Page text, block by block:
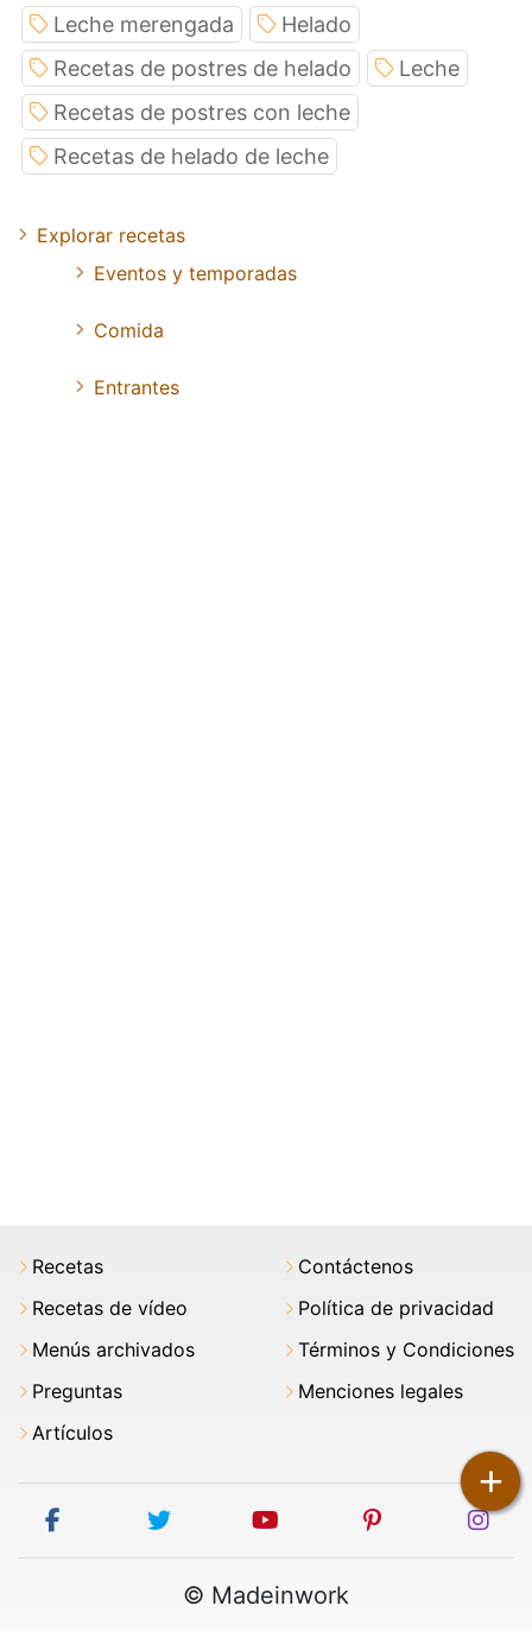
+
Leche merengada
Helado
Recetas de postres de helado
Leche
Recetas de postres con leche
Recetas de helado de leche
Explorar recetas
Eventos y temporadas
Comida
Entrantes
Recetas
Recetas de vídeo
Menús archivados
Preguntas
Artículos
Contáctenos
Política de privacidad
Términos y Condiciones
Menciones legales
facebook twitter youtube pinterest
© Madeinwork